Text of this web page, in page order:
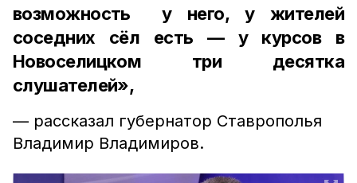
возможность у него, у жителей
соседних сёл есть — у курсов в
Новоселицком три десятка
слушателей»,
— рассказал губернатор Ставрополья
Владимир Владимиров.